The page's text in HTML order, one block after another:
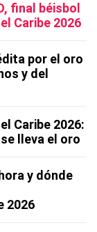
final béisbol
Caribe 2026
por el oro
y del
Caribe 2026:
lleva el oro
y dónde
2026